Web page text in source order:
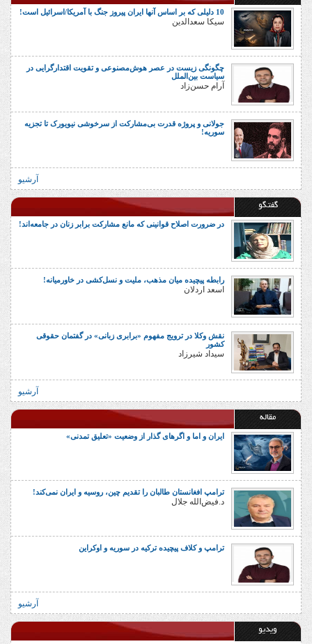
10 دلیلی که بر اساس آنها ایران پیروز جنگ با آمریکا/اسرائیل است!
سیکا سعدالدین
چگونگی زیست در عصر هوش‌مصنوعی و تقویت اقتدارگرایی در
سیاست بین‌الملل
آرام حسن‌زاد
جولانی و پروژه قدرت بی‌مشارکت از سرخوشی نیویورک تا تجزیه
سوریه!
آرشیو
گفتگو
در ضرورت اصلاح قوانینی که مانع مشارکت برابر زنان در جامعه‌اند!
رابطه پیچیده میان مذهب، ملیت و نسل‌کشی در خاورمیانه!
اسعد اردلان
نقش وکلا در ترویج مفهوم «برابری زبانی» در گفتمان حقوقی
کشور
سیداد شیرزاد
آرشیو
مقاله
ایران و اما و اگرهای گذار از وضعیت «تعلیق تمدنی»
ترامپ افغانستان طالبان را تقدیم چین، روسیه و ایران نمی‌کند!
د.فیض‌الله جلال
ترامپ و کلاف پیچیده ترکیه در سوریه و اوکراین
آرشیو
ویدیو